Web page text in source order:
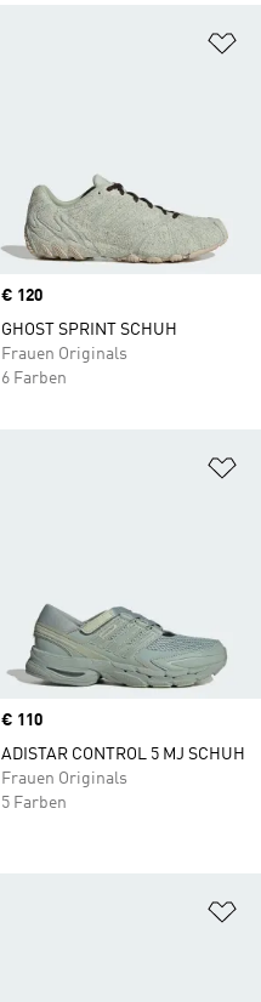
Price
€ 120
GHOST SPRINT SCHUH
Frauen Originals
6 Farben
Price
€ 110
ADISTAR CONTROL 5 MJ SCHUH
Frauen Originals
5 Farben